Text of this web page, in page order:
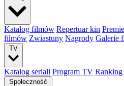
Katalog filmów Repertuar kin
filmów Zwiastuny Nagrody Galerie
TV
Katalog seriali Program TV Ranking
Społeczność